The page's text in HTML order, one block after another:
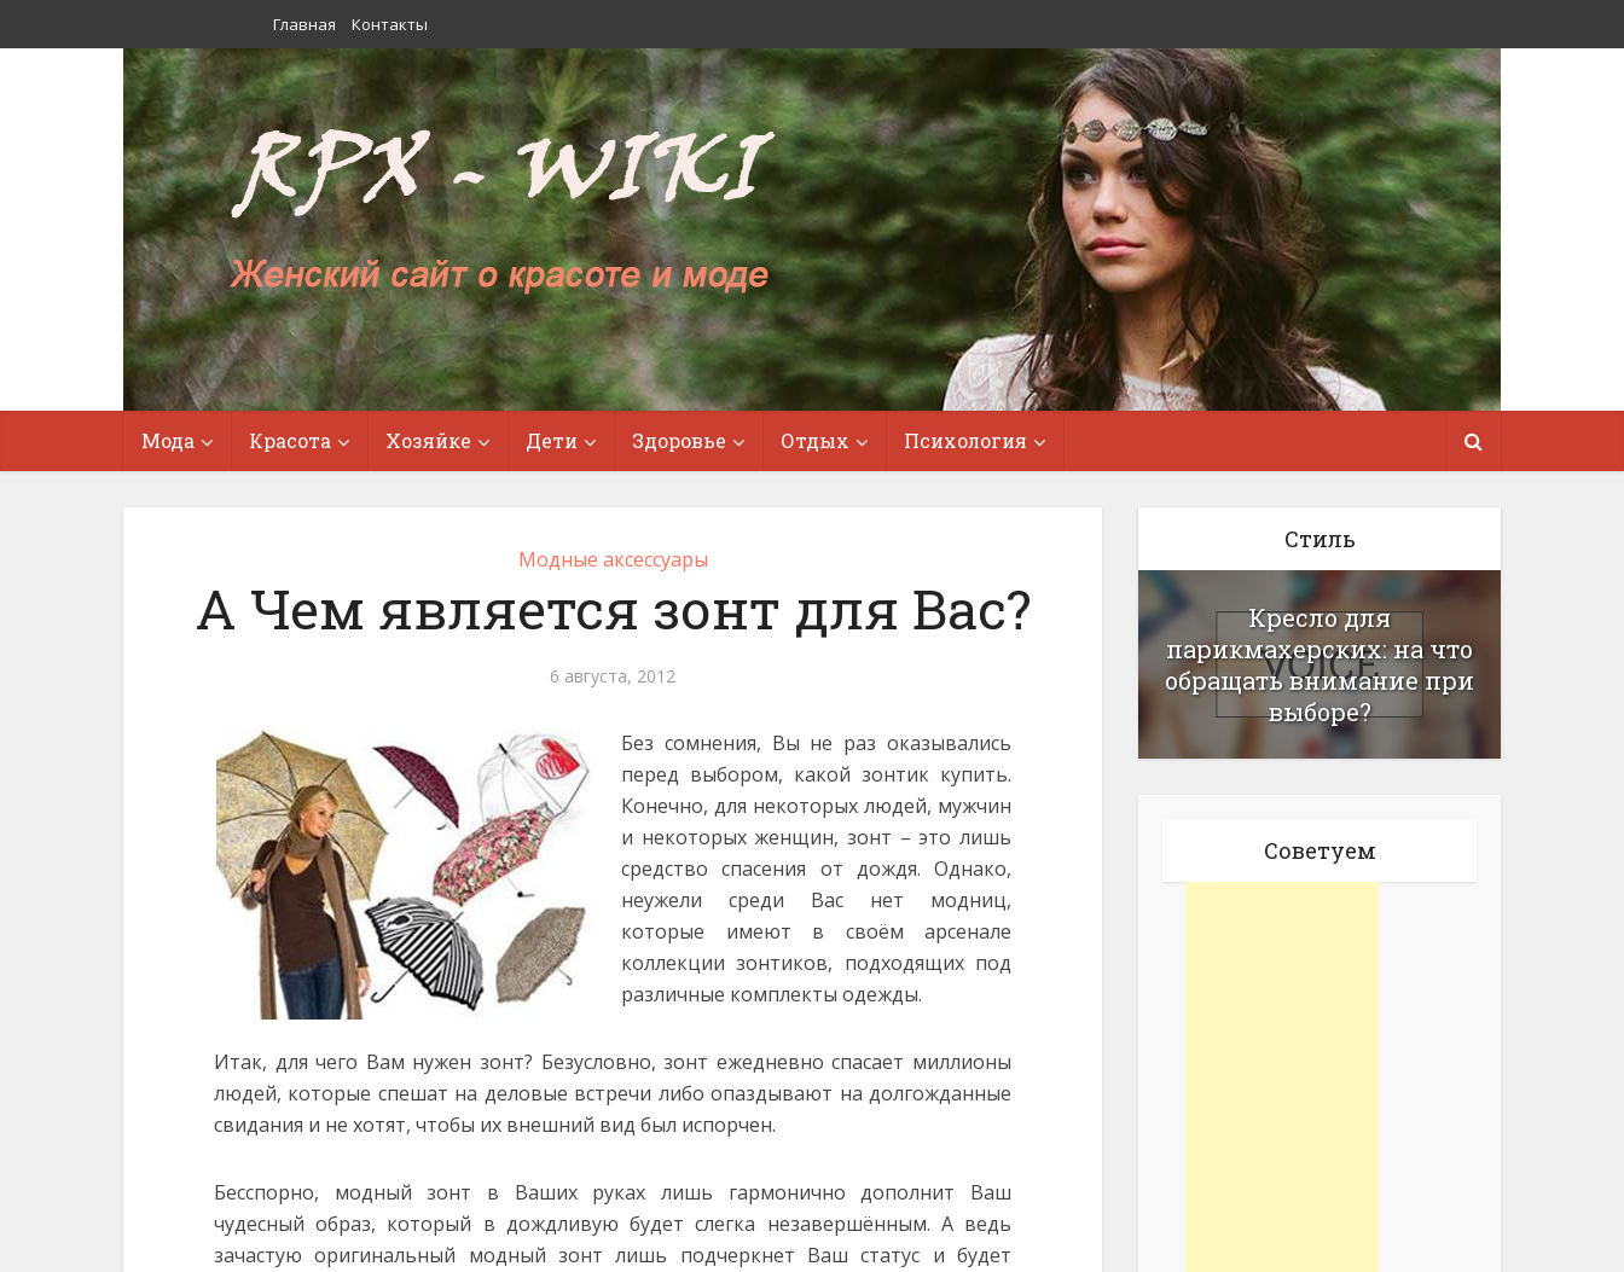
Главная Контакты
Мода Красота Хозяйке Дети Здоровье Отдых Психология
Модные аксессуары
А Чем является зонт для Вас?
6 августа, 2012
Без сомнения, Вы не раз оказывались
перед выбором, какой зонтик купить.
Конечно, для некоторых людей, мужчин
и некоторых женщин, зонт – это лишь
средство спасения от дождя. Однако,
неужели среди Вас нет модниц,
которые имеют в своём арсенале
коллекции зонтиков, подходящих под
различные комплекты одежды.
Итак, для чего Вам нужен зонт? Безусловно, зонт ежедневно спасает миллионы
людей, которые спешат на деловые встречи либо опаздывают на долгожданные
свидания и не хотят, чтобы их внешний вид был испорчен.
Бесспорно, модный зонт в Ваших руках лишь гармонично дополнит Ваш
чудесный образ, который в дождливую будет слегка незавершённым. А ведь
зачастую оригинальный модный зонт лишь подчеркнет Ваш статус и будет
Стиль
Кресло для
парикмахерских: на что
обращать внимание при
выборе?
Советуем